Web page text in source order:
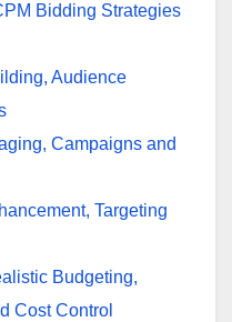
Bidding Strategies
Audience
Campaigns and
Targeting
Budgeting,
Cost Control